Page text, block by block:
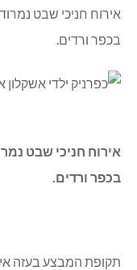
אירוח חניכי שבט
בכפר ורדים.
אירוח חניכי שבט
בכפר ורדים.
תקופת המבצע בעזה